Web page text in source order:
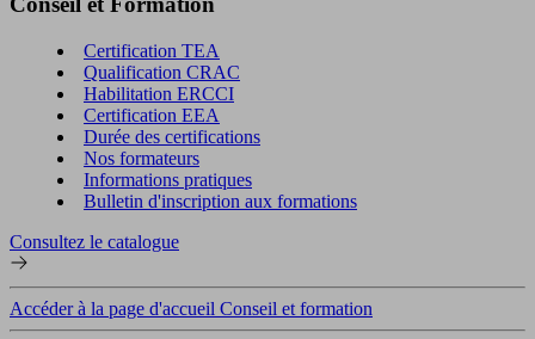
Certification TEA
Qualification CRAC
Habilitation ERCCI
Certification EEA
Durée des certifications
Nos formateurs
Informations pratiques
Bulletin d'inscription aux formations
Consultez le catalogue
Accéder à la page d'accueil Conseil et formation